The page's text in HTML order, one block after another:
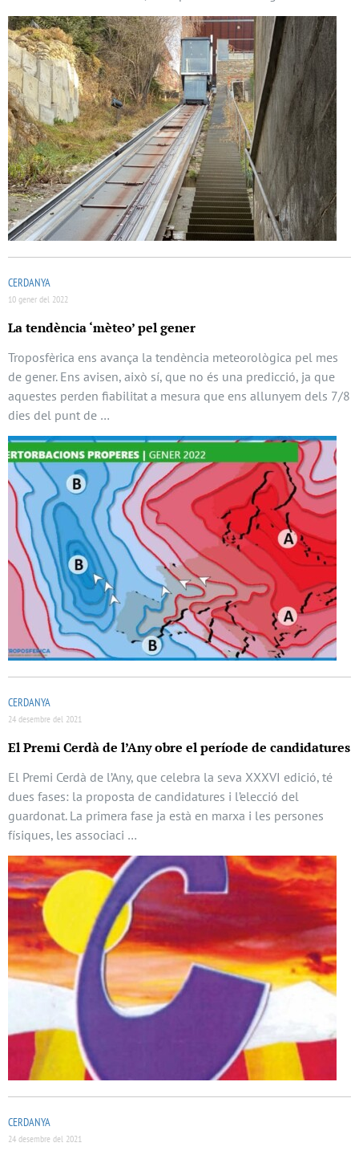
CERDANYA
10 gener del 2022
La tendència ‘mèteo’ pel gener
Troposfèrica ens avança la tendència meteorològica pel mes
de gener. Ens avisen, això sí, que no és una predicció, ja que
aquestes perden fiabilitat a mesura que ens allunyem dels 7/8
dies del punt de …
CERDANYA
24 desembre del 2021
El Premi Cerdà de l’Any obre el període de candidatures
El Premi Cerdà de l’Any, que celebra la seva XXXVI edició, té
dues fases: la proposta de candidatures i l’elecció del
guardonat. La primera fase ja està en marxa i les persones
físiques, les associaci …
CERDANYA
24 desembre del 2021